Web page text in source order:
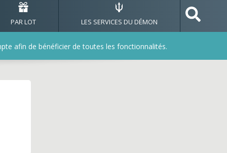
PAR LOT LES SERVICES DU DÉMON
afin de bénéficier de toutes les fonctionnalités.